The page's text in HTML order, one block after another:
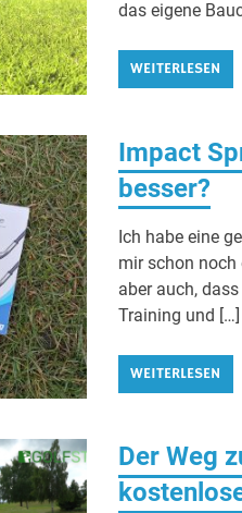
das eigene
WEITERLESEN
Impact
besser?
Ich habe eine
mir schon noch
aber auch,
Training und […]
WEITERLESEN
Der Weg